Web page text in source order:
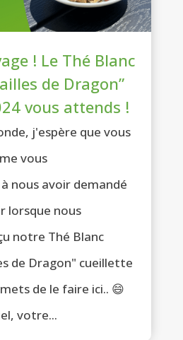
! Le Thé Blanc
de Dragon”
vous attends !
j'espère que vous
vous
nous avoir demandé
lorsque nous
notre Thé Blanc
de Dragon" cueillette
de le faire ici.. 😄
votre...